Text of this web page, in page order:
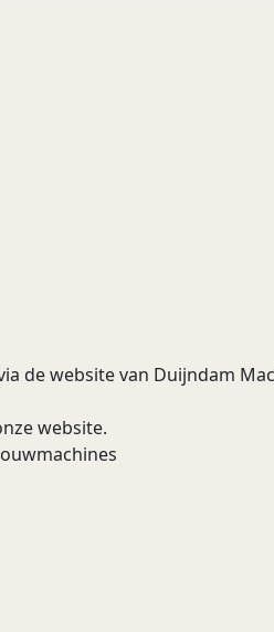
de website van Duijndam
website.